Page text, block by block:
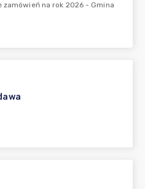
na rok 2026 - Gmina